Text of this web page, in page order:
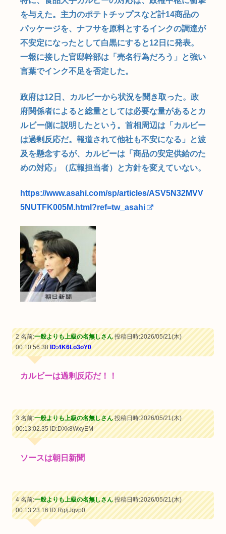
を与えた。主力のポテトチップスなど計14商品の
パッケージを、ナフサを原料とするインクの調達が
不安定になったとして白黒にすると12日に発表。
一報に接した官邸幹部は「売名行為だろう」と強い
言葉でインク不足を否定した。
政府は12日、カルビーから状況を聞き取った。政
府関係者によると総量としては必要な量があるとカ
ルビー側に説明したという。首相周辺は「カルビー
は過剰反応だ。報道されて他社も不安になる」と波
及を懸念するが、カルビーは「商品の安定供給のた
めの対応」（広報担当者）と方針を変えていない。
https://www.asahi.com/sp/articles/ASV5N32MVV
5NUTFK005M.html?ref=tw_asahi
2 名前:一般よりも上級の名無しさん投稿日時:2026/05/21(木)
00:10:56.38ID:4K6Lo3oY0
カルビーは過剰反応だ！！
3 名前:一般よりも上級の名無しさん投稿日時:2026/05/21(木)
00:13:02.35ID:DXk8WxyEM
ソースは朝日新聞
4 名前:一般よりも上級の名無しさん投稿日時:2026/05/21(木)
00:13:23.16ID:Rg/jJqvp0